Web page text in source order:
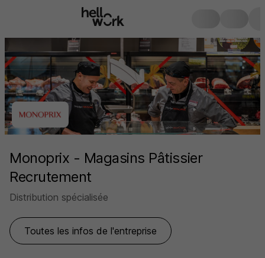
Monoprix - Magasins Pâtissier
Recrutement
Distribution spécialisée
Toutes les infos de l'entreprise